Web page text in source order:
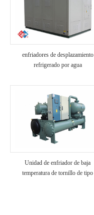
enfriadores de desplazamiento
refrigerado por agua
Unidad de enfriador de baja
temperatura de tornillo de tipo